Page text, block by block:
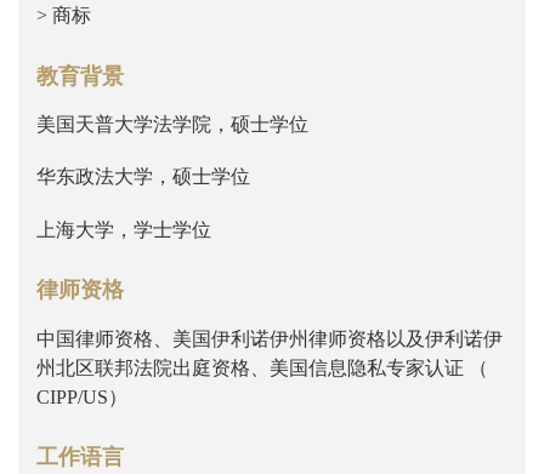
> 商标
教育背景
美国天普大学法学院，硕士学位
华东政法大学，硕士学位
上海大学，学士学位
律师资格
中国律师资格、美国伊利诺伊州律师资格以及伊利诺伊
州北区联邦法院出庭资格、美国信息隐私专家认证 （
CIPP/US）
工作语言